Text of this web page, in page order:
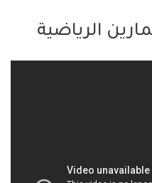
الرياضية